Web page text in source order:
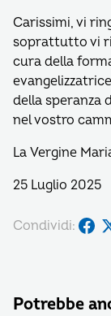
Carissimi, vi
soprattutto vi
cura della
della speranza
nel vostro
La Vergine
25 Luglio 2025
Condividi:
Potrebbe